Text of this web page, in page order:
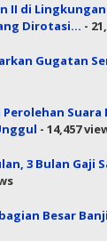
II di Lingkungan
Dirotasi… -
Gugatan
Suara
- 14,457
3 Bulan Gaji
Besar